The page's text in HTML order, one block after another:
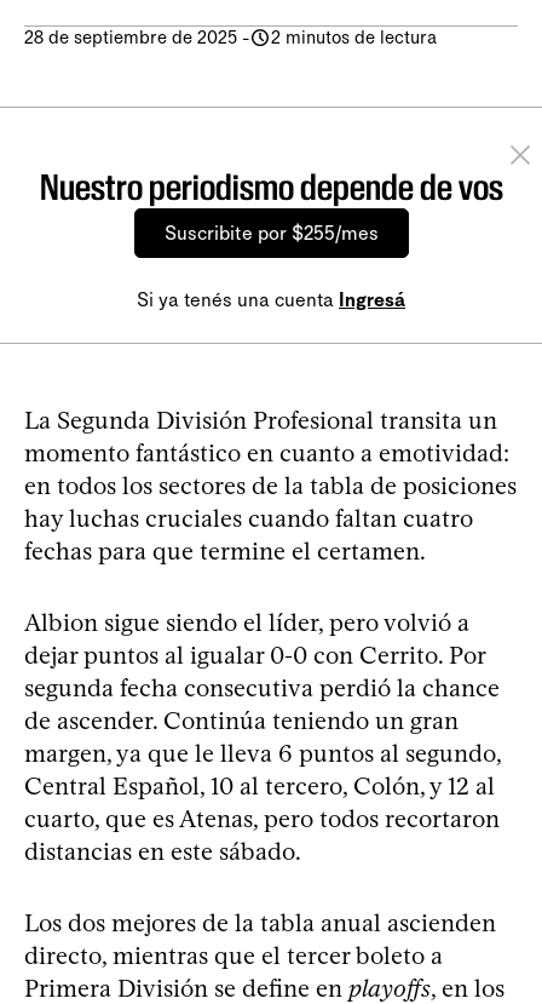
28 de septiembre de 2025 - 2 minutos de lectura
Nuestro periodismo depende de vos
Suscribite por $255/mes
Si ya tenés una cuenta Ingresá
La Segunda División Profesional transita un
momento fantástico en cuanto a emotividad:
en todos los sectores de la tabla de posiciones
hay luchas cruciales cuando faltan cuatro
fechas para que termine el certamen.
Albion sigue siendo el líder, pero volvió a
dejar puntos al igualar 0-0 con Cerrito. Por
segunda fecha consecutiva perdió la chance
de ascender. Continúa teniendo un gran
margen, ya que le lleva 6 puntos al segundo,
Central Español, 10 al tercero, Colón, y 12 al
cuarto, que es Atenas, pero todos recortaron
distancias en este sábado.
Los dos mejores de la tabla anual ascienden
directo, mientras que el tercer boleto a
Primera División se define en playoffs, en los